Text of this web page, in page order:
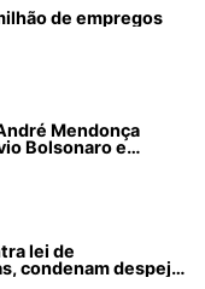
de empregos
Mendonça
Bolsonaro e
lei de
condenam despejos